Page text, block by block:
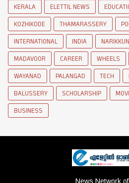
KERALA ELETTIL NEWS
KOZHIKODE
THAMARASSERY
INTERNATIONAL
INDIA
MADAVOOR
CAREER WHEELS
WAYANAD
PALANGAD TECH
BALUSSERY
SCHOLARSHIP
BUSINESS
News Network of